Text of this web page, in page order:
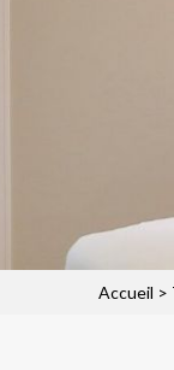
Accueil >